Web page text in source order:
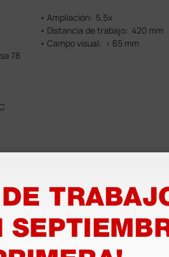
78
• Ampliación: 5,5x
• Distancia de trabajo: 420 mm
• Campo visual: > 65 mm